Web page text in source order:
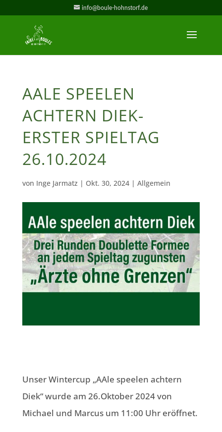
info@boule-hohnstorf.de
AALE SPEELEN
ACHTERN DIEK-
ERSTER SPIELTAG
26.10.2024
von Inge Jarmatz | Okt. 30, 2024| Allgemein
Unser Wintercup „AAle speelen achtern
Diek“ wurde am 26.Oktober 2024 von
Michael und Marcus um 11:00 Uhr eröffnet.